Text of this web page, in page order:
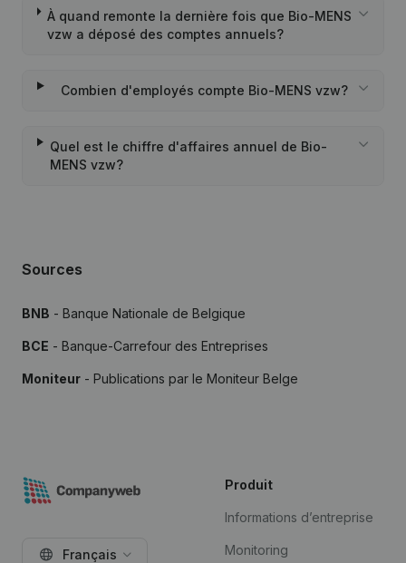
À quand remonte la dernière fois que Bio-MENS
vzw a déposé des comptes annuels?
Combien d'employés compte Bio-MENS vzw?
Quel est le chiffre d'affaires annuel de Bio-
MENS vzw?
Sources
BNB - Banque Nationale de Belgique
BCE - Banque-Carrefour des Entreprises
Moniteur - Publications par le Moniteur Belge
Français
Produit
Informations d’entreprise
Monitoring